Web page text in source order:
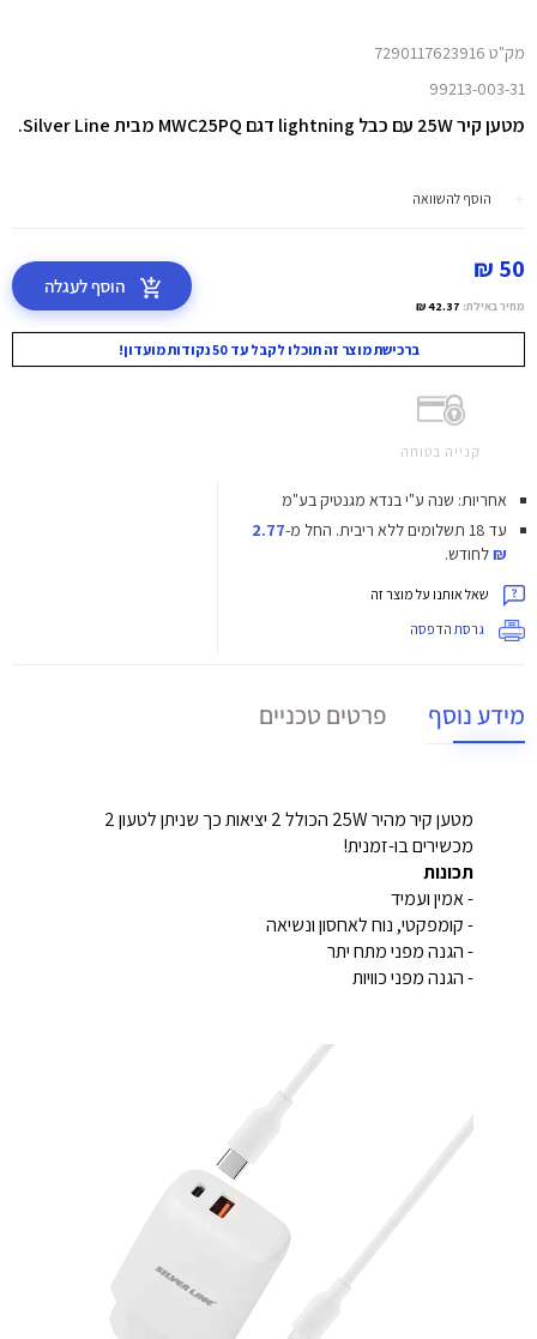
מק"ט 7290117623916
99213-003-31
מטען קיר עם כבל lightning דגם MWC25PQ מבית Silver Line.
הוסף להשוואה
50 ₪
מחיר באילת: 42.37 ₪
הוסף לעגלה
ברכישת מוצר זה תוכלו לקבל עד 50 נקודות מועדון!
קנייה בטוחה
אחריות: שנה ע"י בנדא מגנטיק בע"מ
עד 18 תשלומים ללא ריבית.
החל מ-2.77
₪לחודש.
שאל אותנו על מוצר זה
גרסת הדפסה
מידע נוסף פרטים טכניים
מטען קיר מהיר 25W הכולל 2 יציאות כך שניתן לטעון 2
מכשירים בו-זמנית!
תכונות
- אמין ועמיד
- קומפקטי, נוח לאחסון ונשיאה
- הגנה מפני מתח יתר
- הגנה מפני כוויות